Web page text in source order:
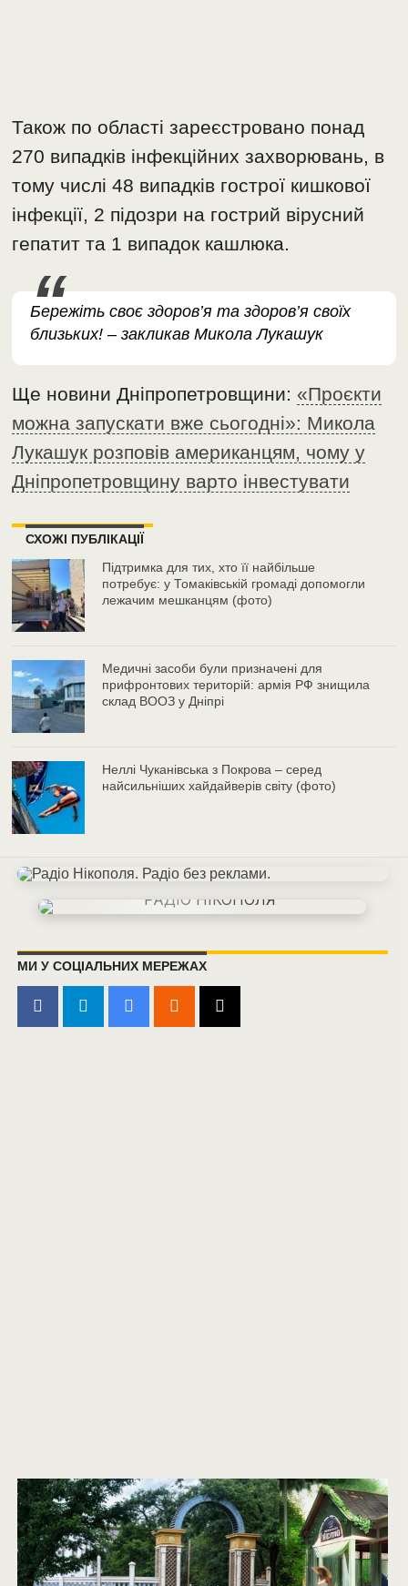
Також по області зареєстровано понад
270 випадків інфекційних захворювань, в
тому числі 48 випадків гострої кишкової
інфекції, 2 підозри на гострий вірусний
гепатит та 1 випадок кашлюка.
Бережіть своє здоров’я та здоров’я своїх
близьких! – закликав Микола Лукашук
Ще новини Дніпропетровщини:«Проєкти
можна запускати вже сьогодні»: Микола
Лукашук розповів американцям, чому у
Дніпропетровщину варто інвестувати
СХОЖІ ПУБЛІКАЦІЇ
Підтримка для тих, хто її найбільше
потребує: у Томаківській громаді допомогли
лежачим мешканцям (фото)
Медичні засоби були призначені для
прифронтових територій: армія РФ знищила
склад ВООЗ у Дніпрі
Неллі Чуканівська з Покрова – серед
найсильніших хайдайверів світу (фото)
МИ У СОЦІАЛЬНИХ МЕРЕЖАХ